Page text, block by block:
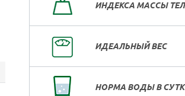
ИНДЕКСА МАССЫ
ИДЕАЛЬНЫЙ ВЕС
НОРМА ВОДЫ В